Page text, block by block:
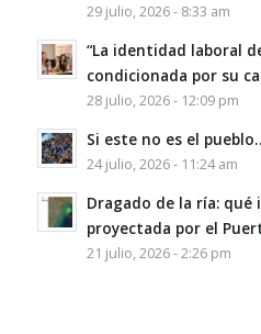
29 julio, 2026 - 8:33 am
“La identidad laboral
condicionada por su
28 julio, 2026 - 12:09 pm
Si este no es el
24 julio, 2026 - 11:24 am
Dragado de la ría:
proyectada por el
21 julio, 2026 - 2:26 pm